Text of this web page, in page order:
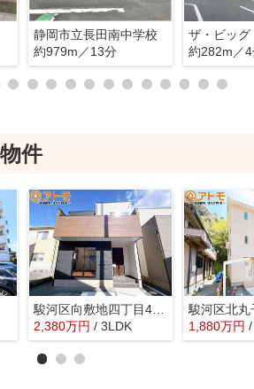
静岡市立長田南中学校
約979m／13分
ザ・ビッグ
約282m／
件
駿河区向敷地四丁目4期 新築戸建 7号棟
2,380万円 / 3LDK 1,880万円